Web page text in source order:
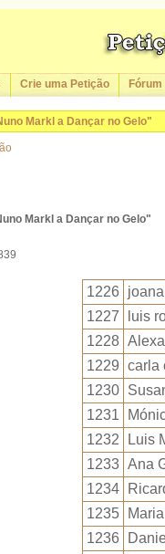
Crie uma Petição Fórum
Markl a Dançar no Gelo"
Markl a Dançar no Gelo"
1226
1227
luis
1228
1229 carla
1230
1231
1232
Luis
1233 Ana
1234
1235
1236